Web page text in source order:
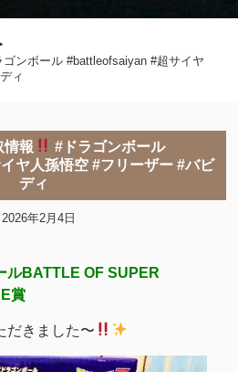
ゴンボール #battleofsaiyan #超サイヤ
ィ
情報
#ドラゴンボール
ヤ人孫悟空 #フリーザー #バビ
ディ
2026年2月4日
ルBATTLE OF SUPER
賞
だきました〜